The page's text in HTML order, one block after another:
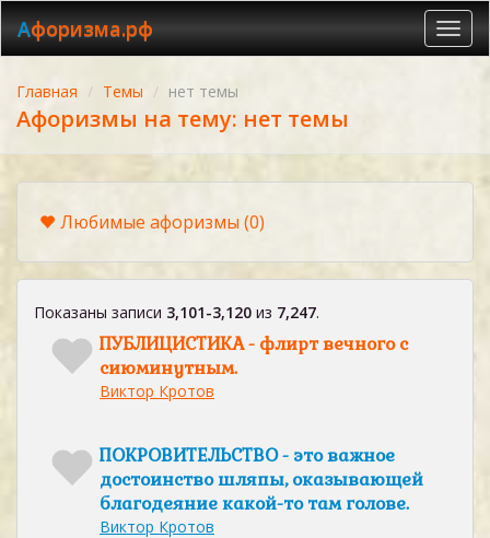
Афоризма.рф
Главная Темы нет темы
Афоризмы на тему: нет темы
Любимые афоризмы (0)
Показаны записи 3,101-3,120 из 7,247.
ПУБЛИЦИСТИКА - флирт вечного с
сиюминутным.
Виктор Кротов
ПОКРОВИТЕЛЬСТВО - это важное
достоинство шляпы, оказывающей
благодеяние какой-то там голове.
Виктор Кротов